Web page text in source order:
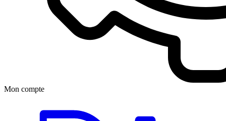
Mon compte